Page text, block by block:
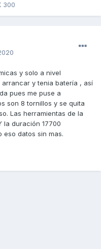
300
y solo a nivel
arrancar y tenia batería , así
pues me puse a
son 8 tornillos y se quita
Las herramientas de la
la duración 17700
eso datos sin mas.